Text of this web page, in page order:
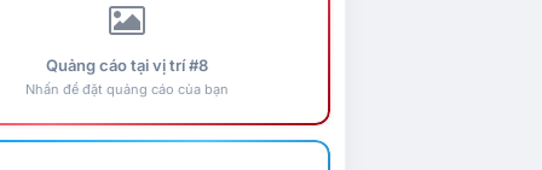
Quảng cáo tại vị trí #8
Nhấn để đặt quảng cáo của bạn